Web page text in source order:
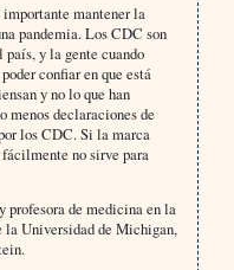
importante mantener la
pandemia. Los CDC son
y la gente cuando
confiar en que está
y no lo que han
menos declaraciones de
los CDC. Si la marca
no sirve para
de medicina en la
la Universidad de Michigan,